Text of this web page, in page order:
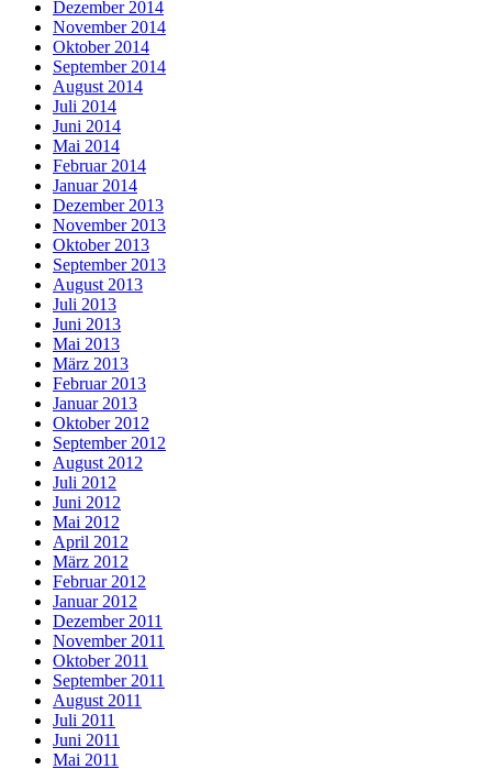
Dezember 2014
November 2014
Oktober 2014
September 2014
August 2014
Juli 2014
Juni 2014
Mai 2014
Februar 2014
Januar 2014
Dezember 2013
November 2013
Oktober 2013
September 2013
August 2013
Juli 2013
Juni 2013
Mai 2013
März 2013
Februar 2013
Januar 2013
Oktober 2012
September 2012
August 2012
Juli 2012
Juni 2012
Mai 2012
April 2012
März 2012
Februar 2012
Januar 2012
Dezember 2011
November 2011
Oktober 2011
September 2011
August 2011
Juli 2011
Juni 2011
Mai 2011